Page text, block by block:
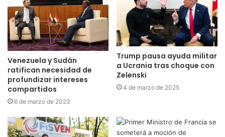
Venezuela y Sudán
ratifican necesidad de
profundizar intereses
compartidos
6 de marzo de 2023
Trump pausa ayuda militar
a Ucrania tras choque con
Zelenski
4 de marzo de 2025